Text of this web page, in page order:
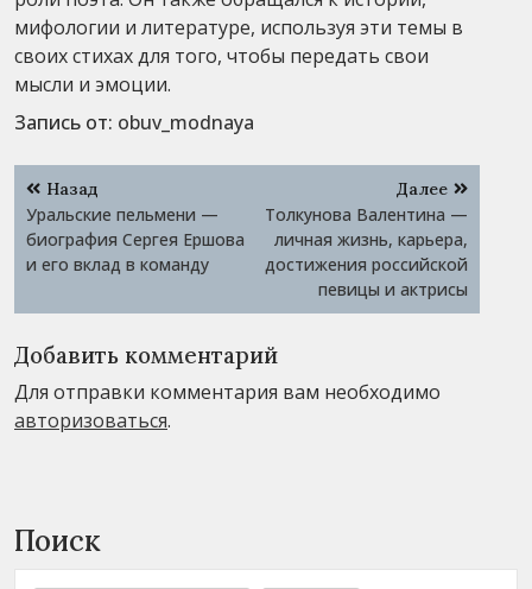
мифологии и литературе, используя эти темы в
своих стихах для того, чтобы передать свои
мысли и эмоции.
Запись от: obuv_modnaya
Навигация
по
записям
Назад
Уральские пельмени —
биография Сергея Ершова
и его вклад в команду
Далее
Толкунова Валентина —
личная жизнь, карьера,
достижения российской
певицы и актрисы
Добавить комментарий
Для отправки комментария вам необходимо
авторизоваться.
Поиск